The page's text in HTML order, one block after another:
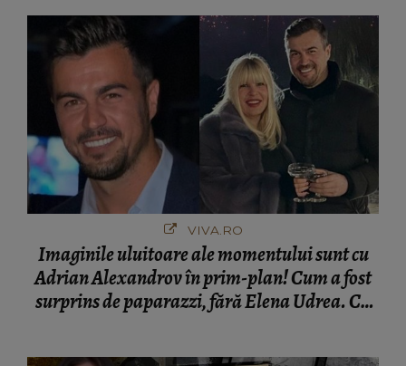
VIVA.RO
Imaginile uluitoare ale momentului sunt cu
Adrian Alexandrov în prim-plan! Cum a fost
surprins de paparazzi, fără Elena Udrea. Cu